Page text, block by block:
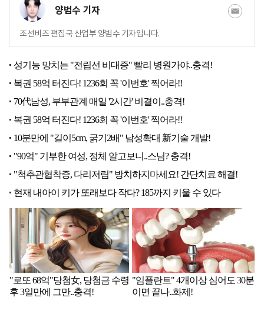
양범수 기자
조선비즈 편집국 산업부 양범수 기자입니다.